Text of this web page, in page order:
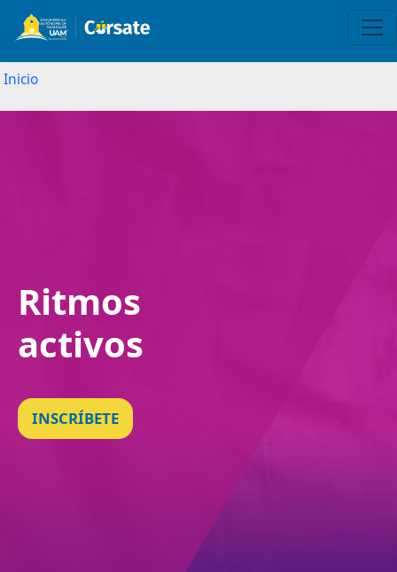
Inicio
Ritmos
activos
INSCRÍBETE